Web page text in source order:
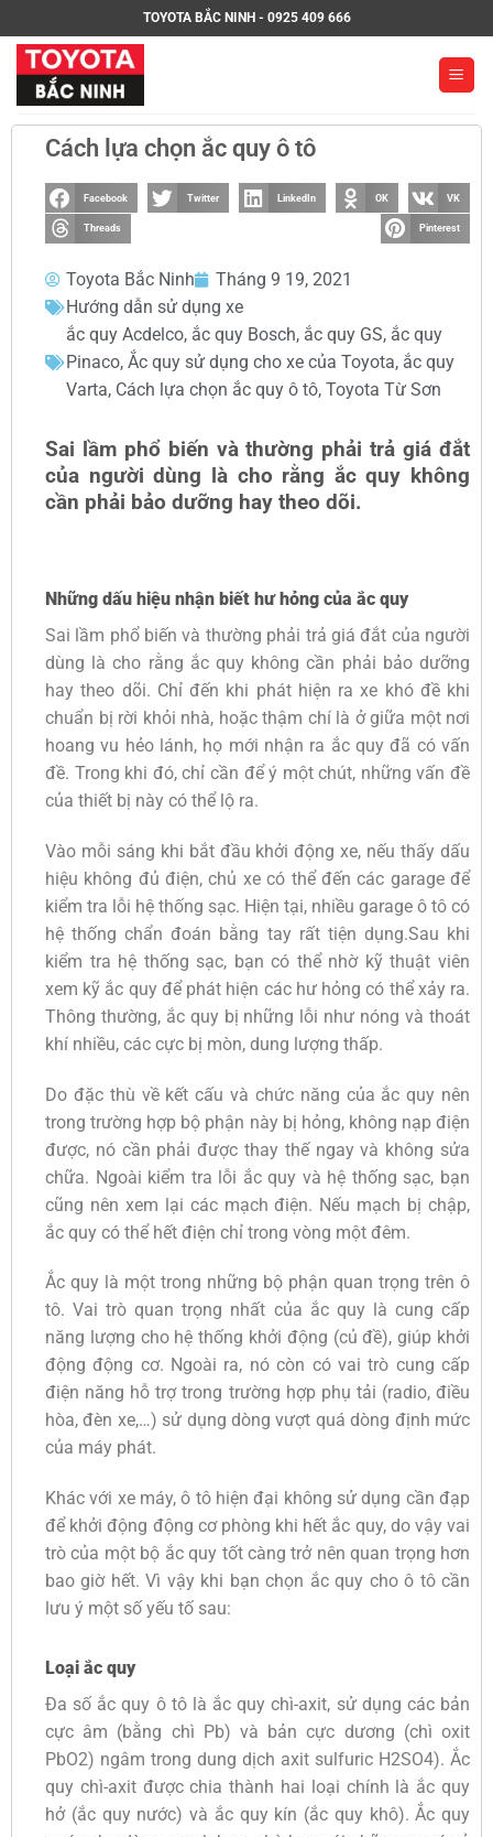
TOYOTA BẮC NINH - 0925 409 666
Cách lựa chọn ắc quy ô tô
Facebook Twitter LinkedIn OK VK
Threads Pinterest
Toyota Bắc Ninh
Tháng 9 19, 2021
Hướng dẫn sử dụng xe
ắc quy Acdelco, ắc quy Bosch, ắc quy GS, ắc quy
Pinaco, Ắc quy sử dụng cho xe của Toyota, ắc quy
Varta, Cách lựa chọn ắc quy ô tô, Toyota Từ Sơn
Sai lầm phổ biến và thường phải trả giá đắt
của người dùng là cho rằng ắc quy không
cần phải bảo dưỡng hay theo dõi.
Những dấu hiệu nhận biết hư hỏng của ắc quy
Sai lầm phổ biến và thường phải trả giá đắt của người
dùng là cho rằng ắc quy không cần phải bảo dưỡng
hay theo dõi. Chỉ đến khi phát hiện ra xe khó đề khi
chuẩn bị rời khỏi nhà, hoặc thậm chí là ở giữa một nơi
hoang vu hẻo lánh, họ mới nhận ra ắc quy đã có vấn
đề. Trong khi đó, chỉ cần để ý một chút, những vấn đề
của thiết bị này có thể lộ ra.
Vào mỗi sáng khi bắt đầu khởi động xe, nếu thấy dấu
hiệu không đủ điện, chủ xe có thể đến các garage để
kiểm tra lỗi hệ thống sạc. Hiện tại, nhiều garage ô tô có
hệ thống chẩn đoán bằng tay rất tiện dụng.Sau khi
kiểm tra hệ thống sạc, bạn có thể nhờ kỹ thuật viên
xem kỹ ắc quy để phát hiện các hư hỏng có thể xảy ra.
Thông thường, ắc quy bị những lỗi như nóng và thoát
khí nhiều, các cực bị mòn, dung lượng thấp.
Do đặc thù về kết cấu và chức năng của ắc quy nên
trong trường hợp bộ phận này bị hỏng, không nạp điện
được, nó cần phải được thay thế ngay và không sửa
chữa. Ngoài kiểm tra lỗi ắc quy và hệ thống sạc, bạn
cũng nên xem lại các mạch điện. Nếu mạch bị chập,
ắc quy có thể hết điện chỉ trong vòng một đêm.
Ắc quy là một trong những bộ phận quan trọng trên ô
tô. Vai trò quan trọng nhất của ắc quy là cung cấp
năng lượng cho hệ thống khởi động (củ đề), giúp khởi
động động cơ. Ngoài ra, nó còn có vai trò cung cấp
điện năng hỗ trợ trong trường hợp phụ tải (radio, điều
hòa, đèn xe,…) sử dụng dòng vượt quá dòng định mức
của máy phát.
Khác với xe máy, ô tô hiện đại không sử dụng cần đạp
để khởi động động cơ phòng khi hết ắc quy, do vậy vai
trò của một bộ ắc quy tốt càng trở nên quan trọng hơn
bao giờ hết. Vì vậy khi bạn chọn ắc quy cho ô tô cần
lưu ý một số yếu tố sau:
Loại ắc quy
Đa số ắc quy ô tô là ắc quy chì-axit, sử dụng các bản
cực âm (bằng chì Pb) và bản cực dương (chì oxit
PbO2) ngâm trong dung dịch axit sulfuric H2SO4). Ắc
quy chì-axit được chia thành hai loại chính là ắc quy
hở (ắc quy nước) và ắc quy kín (ắc quy khô). Ắc quy